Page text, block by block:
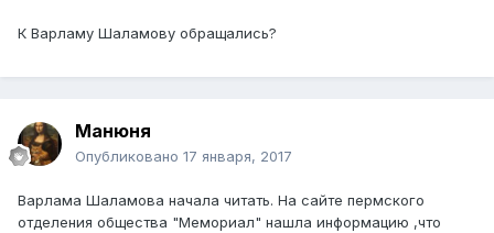
К Варламу Шаламову обращались?
Манюня
Опубликовано 17 января, 2017
Варлама Шаламова начала читать. На сайте пермского
отделения общества "Мемориал" нашла информацию ,что